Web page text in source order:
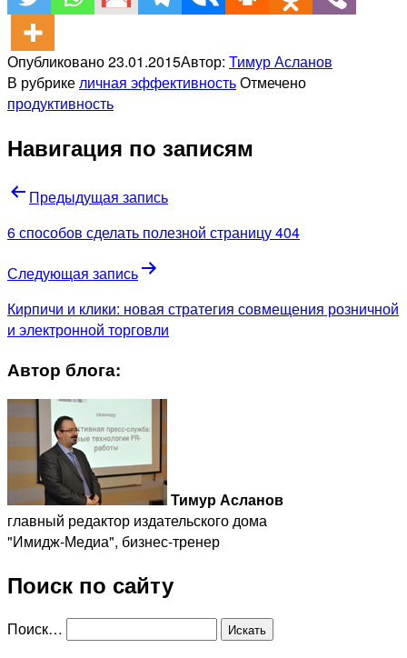
Опубликовано23.01.2015Автор: Тимур Асланов
В рубрикеличная эффективностьОтмечено
продуктивность
Навигация по записям
Предыдущая запись
6 способов сделать полезной страницу 404
Следующая запись
Кирпичи и клики: новая стратегия совмещения розничной
и электронной торговли
Автор блога:
Тимур Асланов
главный редактор издательского дома
"Имидж-Медиа", бизнес-тренер
Поиск по сайту
Поиск…